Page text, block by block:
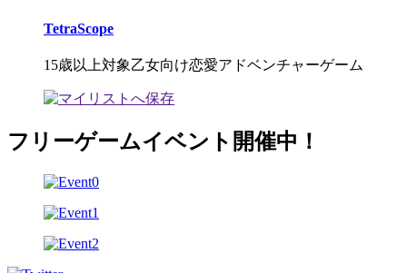
TetraScope
15歳以上対象乙女向け恋愛アドベンチャーゲーム
フリーゲームイベント開催中！